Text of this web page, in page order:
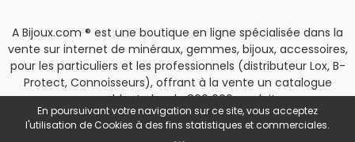
A Bijoux.com ® est une boutique en ligne spécialisée dans la
vente sur internet de minéraux, gemmes, bijoux, accessoires,
pour les particuliers et les professionnels (distributeur Lox, B-
Protect, Connoisseurs), offrant à la vente un catalogue
rassemblant plus de 800 000 produits.
Copyright| Espace Pro
En poursuivant votre navigation sur ce site, vous acceptez
l'utilisation de Cookies à des fins statistiques et commerciales.